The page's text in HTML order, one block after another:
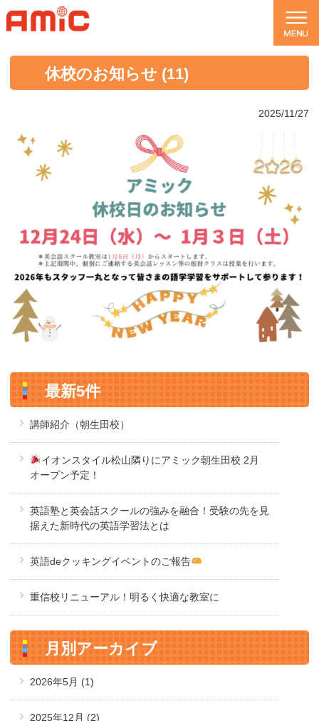
休校のお知らせ (11)
2025/11/27
最新5件
講師紹介（朝生田校）
イオンスタイル松山隣りにアミック朝生田校 2月
オープン予定！
英語塾と英会話スクールの強みを融合！受験の先を見
据えた新時代の英語学習法とは
英語deクッキングイベントのご報告
重信校リニューアル！明るく快適な教室に
月別アーカイブ
2026年5月 (1)
2025年12月 (2)